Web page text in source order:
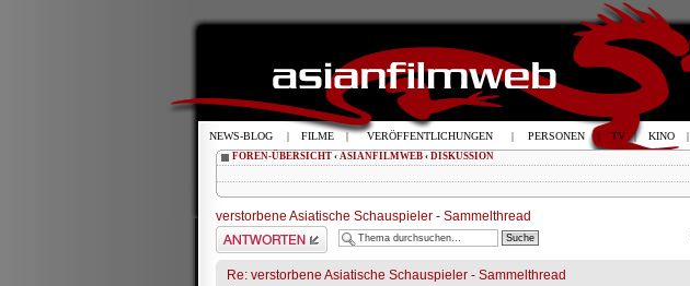
FOREN-ÜBERSICHT ‹ ASIANFILMWEB ‹ DISKUSSION
verstorbene Asiatische Schauspieler - Sammelthread
Antwort schreiben
Re: verstorbene Asiatische Schauspieler - Sammelthread
NEWS-BLOG | FILME | VERÖFFENTLICHUNGEN | PERSONEN | TV | KINO |